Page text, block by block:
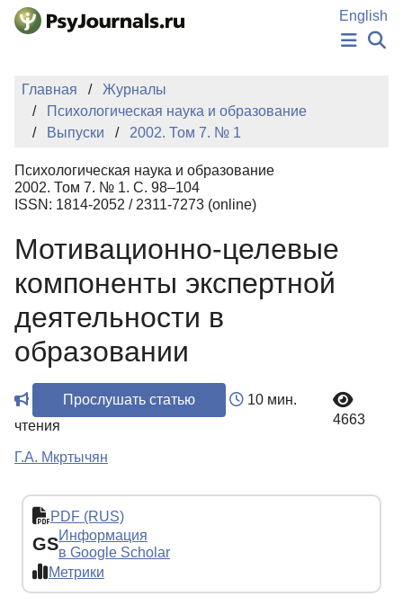
Перейти к основному содержанию
English
НОВОСТИ
ИЗДАНИЯ
АВТОРЫ
БАЗА ЗНАНИЙ
КЛЮЧЕВЫЕ СЛОВА
Регистрация
Главная
Журналы
Психологическая наука и образование
Выпуски
2002. Том 7. № 1
Психологическая наука и образование
2002. Том 7. № 1. С. 98–104
ISSN: 1814-2052 / 2311-7273 (online)
Мотивационно-целевые
компоненты экспертной
деятельности в
образовании
Прослушать статью
10 мин.
чтения
4663
Г.А. Мкртычян
PDF (RUS)
GSИнформация
в Google Scholar
Метрики